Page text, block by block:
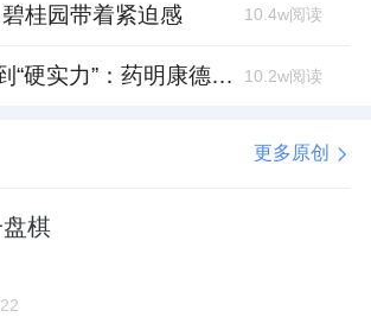
桂园带着紧迫感 10.4w阅读
从“市梦率”到“硬实力”：药明康德如何用业绩填平2021年估值鸿沟？ 10.2w阅读
更多原创
棋